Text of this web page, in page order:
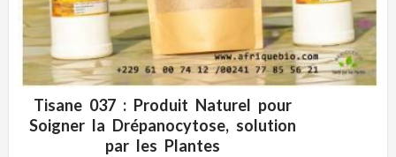
ADD WISHLIST
Tisane 037 : Produit Naturel pour
Soigner la Drépanocytose, solution
par les Plantes